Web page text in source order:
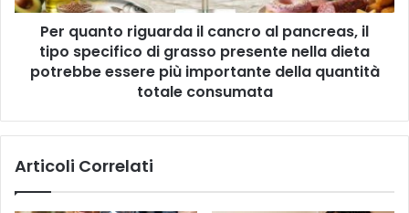
l
r
i
o
r
a
Per quanto riguarda il cancro al pancreas, il
tipo specifico di grasso presente nella dieta
potrebbe essere più importante della quantità
totale consumata
Articoli Correlati